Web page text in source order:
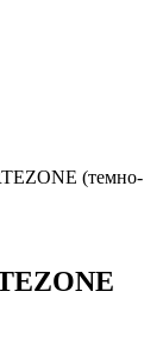
(темно-